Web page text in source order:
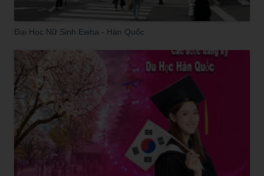
Đại Học Nữ Sinh Ewha - Hàn Quốc